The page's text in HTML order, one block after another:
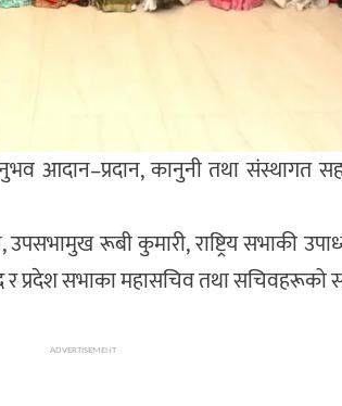
आदान–प्रदान, कानुनी तथा संस्थागत
उपसभामुख रूबी कुमारी, राष्ट्रिय सभाकी
सभाका महासचिव तथा सचिवहरूको
ADVERTISEMENT